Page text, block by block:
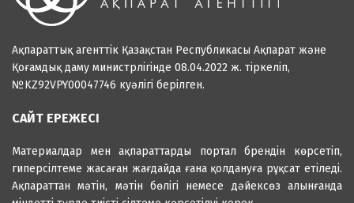
Ақпараттық агенттік Қазақстан Республикасы Ақпарат және
Қоғамдық даму министрлігінде 08.04.2022 ж. тіркеліп,
№KZ92VPY00047746 куәлігі берілген.
САЙТ ЕРЕЖЕСІ
Материалдар мен ақпараттарды портал брендін көрсетіп,
гиперсілтеме жасаған жағдайда ғана қолдануға рұқсат етіледі.
Ақпараттан мәтін, мәтін бөлігі немесе дәйексөз алынғанда